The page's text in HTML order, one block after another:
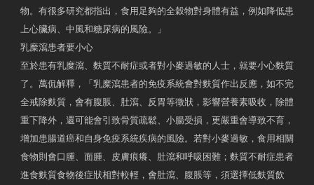
物。有很多研究都指出，食用足夠的全穀物對身體有益，例如降低患
上心臟病、中風和糖尿病的風險。」
乳糜瀉患者要小心
至於患有乳糜瀉、麩質不耐症或者對小麥過敏的人士，就要小心麩質
了。萬侃解釋，「乳糜瀉患者的免疫系統會對麩質作出反應，如不完
全戒除麩質，會有腹脹、肚瀉、反胃等徵狀，影響營養素吸收，除體
重下降外，還可能會引致骨質疏鬆、小腸受損，更嚴重會導致不育，
增加患腸道癌和自身免疫系統疾病的風險。若對小麥過敏，食用相關
食物則會口腫、面腫、皮膚痕癢、肚瀉和呼吸困難；麩質不耐症患者
進食麩質食物後症狀相對較輕，會肚瀉、腹脹等，須選擇低麩質飲